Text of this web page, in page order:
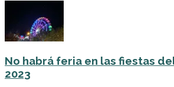
No habrá feria en las fiestas
2023